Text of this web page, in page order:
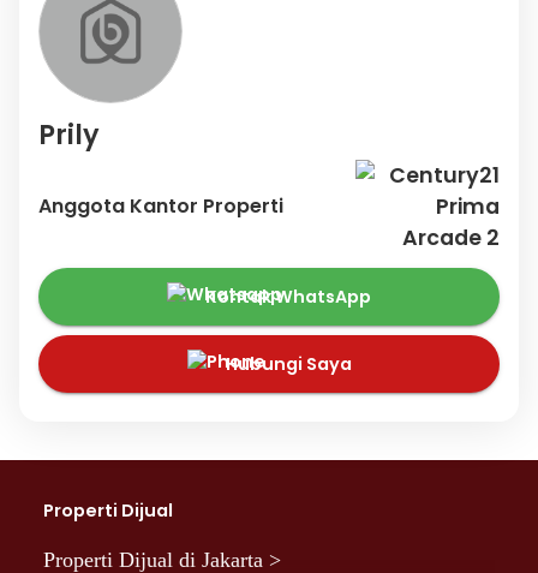
Prily
Anggota Kantor Properti
Kontak WhatsApp
Hubungi Saya
Properti Dijual
Properti Dijual di Jakarta >